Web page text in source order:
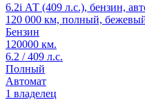
6.2i АТ (409 л.с.), бензин,
120 000 км, полный,
Бензин
120000 км.
6.2 / 409 л.с.
Полный
Автомат
1 владелец